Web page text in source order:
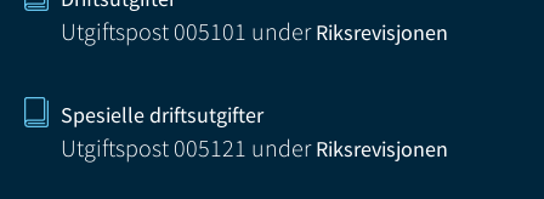
Utgiftspost 005101 underRiksrevisjonen
Spesielle driftsutgifter
Utgiftspost 005121 underRiksrevisjonen